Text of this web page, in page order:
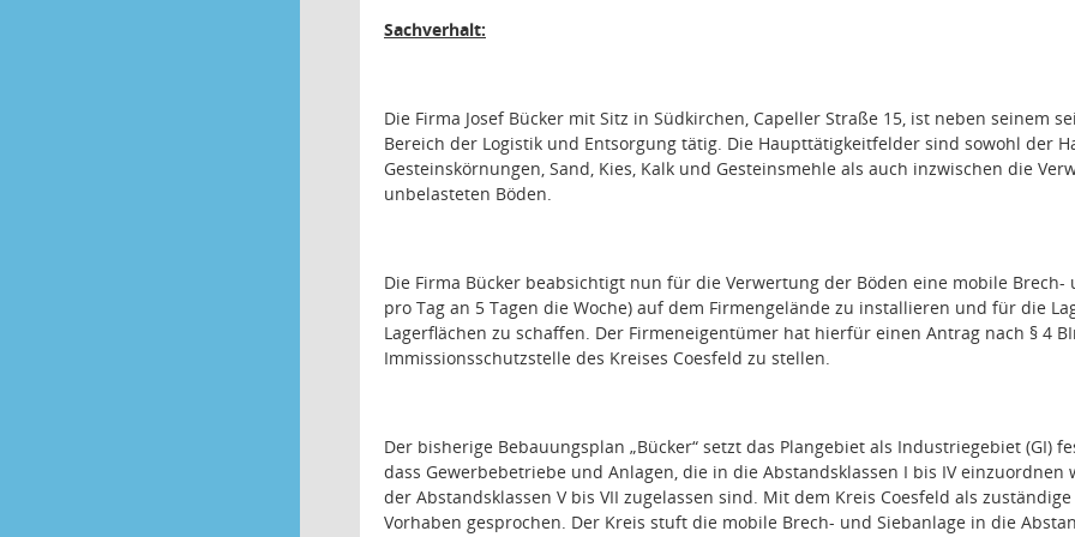
Sachverhalt:
Die Firma Josef Bücker mit Sitz in Südkirchen, Capeller Straße 15, ist neben seinem
Bereich der Logistik und Entsorgung tätig. Die Haupttätigkeitfelder sind sowohl der
Gesteinskörnungen, Sand, Kies, Kalk und Gesteinsmehle als auch inzwischen die
unbelasteten Böden.
Die Firma Bücker beabsichtigt nun für die Verwertung der Böden eine mobile
pro Tag an 5 Tagen die Woche) auf dem Firmengelände zu installieren und für die
Lagerflächen zu schaffen. Der Firmeneigentümer hat hierfür einen Antrag nach § 4
Immissionsschutzstelle des Kreises Coesfeld zu stellen.
Der bisherige Bebauungsplan „Bücker“ setzt das Plangebiet als Industriegebiet (GI)
dass Gewerbebetriebe und Anlagen, die in die Abstandsklassen I bis IV
der Abstandsklassen V bis VII zugelassen sind. Mit dem Kreis Coesfeld als
Vorhaben gesprochen. Der Kreis stuft die mobile Brech- und Siebanlage in die